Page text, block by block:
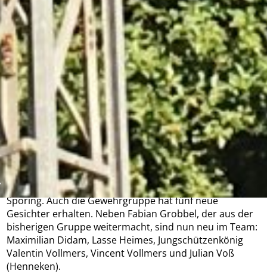
Beim Tagesordnungspunkt Wahlen wurden der 2.
Brudermeister Felix Beste und Schriftführer Frank
Hardebusch wiedergewählt. Beisitzer Bernd Lutter
stellte sich nicht mehr zur Wahl und nahm den Dank
vom 1. Brudermeister für die geleistete Vorstandsarbeit
entgegen. Für ihn wurde Lukas Hanses als neuer
Beisitzer gewählt. Beisitzer Peter Saßmannshausen und
Adjutant Matthias Klauke wurden ebenfalls für weitere
drei Jahre in ihren Ämtern bestätigt. Mit Jan-Hendrik
Hoffmann konnte zudem ein neuer Fähnrich gefunden
werden, da Hubertus Vollmers aus privaten Gründen
vorzeitig aus seinem Amt ausscheiden wollte.
Ernannt wurden als 2. Zugoffizier Stefan Schmidt und
als Königsoffiziere Paul Hennecke und Maximilian
Sporing. Auch die Gewehrgruppe hat fünf neue
Gesichter erhalten. Neben Fabian Grobbel, der aus der
bisherigen Gruppe weitermacht, sind nun neu im Team:
Maximilian Didam, Lasse Heimes, Jungschützenkönig
Valentin Vollmers, Vincent Vollmers und Julian Voß
(Henneken).